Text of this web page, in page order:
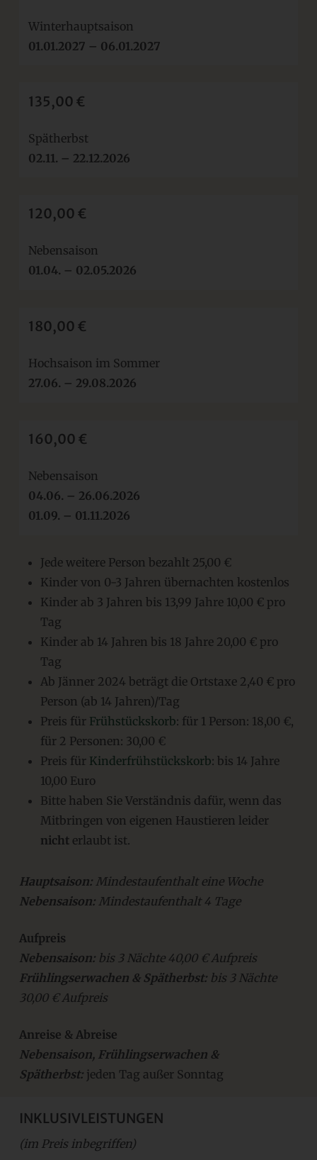
Winterhauptsaison
01.01.2027 – 06.01.2027
135,00 €
Spätherbst
02.11. – 22.12.2026
120,00 €
Nebensaison
01.04. – 02.05.2026
180,00 €
Hochsaison im Sommer
27.06. – 29.08.2026
160,00 €
Nebensaison
04.06. – 26.06.2026
01.09. – 01.11.2026
Jede weitere Person bezahlt 25,00 €
Kinder von 0-3 Jahren übernachten kostenlos
Kinder ab 3 Jahren bis 13,99 Jahre 10,00 € pro
Tag
Kinder ab 14 Jahren bis 18 Jahre 20,00 € pro
Tag
Ab Jänner 2024 beträgt die Ortstaxe 2,40 € pro
Person (ab 14 Jahren)/Tag
Preis für Frühstückskorb: für 1 Person: 18,00 €,
für 2 Personen: 30,00 €
Preis für Kinderfrühstückskorb: bis 14 Jahre
10,00 Euro
Bitte haben Sie Verständnis dafür, wenn das
Mitbringen von eigenen Haustieren leider
nichterlaubt ist.
Hauptsaison: Mindestaufenthalt eine Woche
Nebensaison:Mindestaufenthalt 4 Tage
Aufpreis
Nebensaison: bis 3 Nächte 40,00 € Aufpreis
Frühlingserwachen & Spätherbst: bis 3 Nächte
30,00 € Aufpreis
Anreise & Abreise
Nebensaison, Frühlingserwachen &
Spätherbst:jeden Tag außer Sonntag
INKLUSIVLEISTUNGEN
(im Preis inbegriffen)